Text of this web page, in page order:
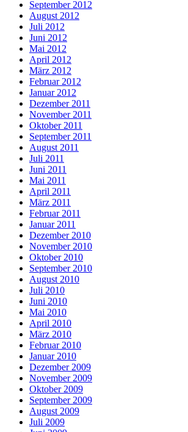
September 2012
August 2012
Juli 2012
Juni 2012
Mai 2012
April 2012
März 2012
Februar 2012
Januar 2012
Dezember 2011
November 2011
Oktober 2011
September 2011
August 2011
Juli 2011
Juni 2011
Mai 2011
April 2011
März 2011
Februar 2011
Januar 2011
Dezember 2010
November 2010
Oktober 2010
September 2010
August 2010
Juli 2010
Juni 2010
Mai 2010
April 2010
März 2010
Februar 2010
Januar 2010
Dezember 2009
November 2009
Oktober 2009
September 2009
August 2009
Juli 2009